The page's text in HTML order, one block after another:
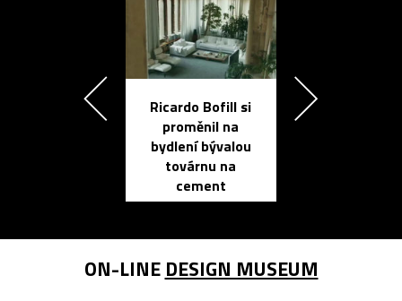
Ricardo Bofill si
proměnil na
bydlení bývalou
továrnu na
cement
ON-LINE DESIGN MUSEUM